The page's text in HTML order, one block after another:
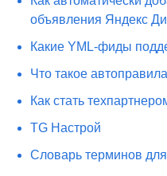
объявления Яндекс
Какие YML-фиды
Что такое автоправила
Как стать
TG Настрой
Словарь терминов